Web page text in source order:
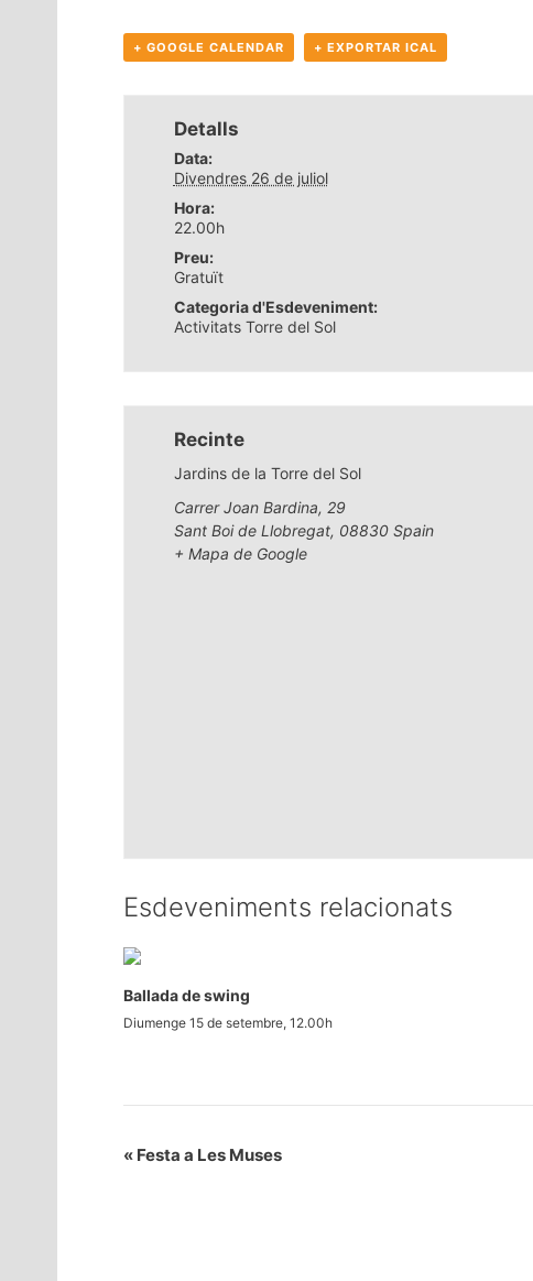
+ GOOGLE CALENDAR + EXPORTAR ICAL
Detalls
Data:
Divendres 26 de juliol
Hora:
22.00h
Preu:
Gratuït
Categoria d'Esdeveniment:
Activitats Torre del Sol
Recinte
Jardins de la Torre del Sol
Carrer Joan Bardina, 29
Sant Boi de Llobregat, 08830 Spain
+ Mapa de Google
Esdeveniments relacionats
Ballada de swing
Diumenge 15 de setembre, 12.00h
« Festa a Les Muses